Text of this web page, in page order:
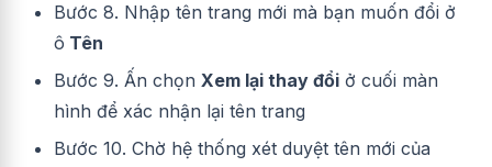
Bước 8. Nhập tên trang mới mà bạn muốn đổi ở
ô Tên
Bước 9. Ấn chọn Xem lại thay đổi ở cuối màn
hình để xác nhận lại tên trang
Bước 10. Chờ hệ thống xét duyệt tên mới của